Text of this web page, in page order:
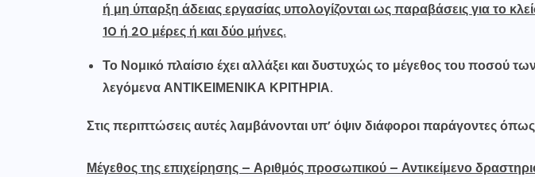
ή μη ύπαρξη άδειας εργασίας υπολογίζονται ως παραβάσεις για το
10 ή 20 μέρες ή και δύο μήνες.
Το Νομικό πλαίσιο έχει αλλάξει και δυστυχώς το μέγεθος του ποσού
λεγόμενα ΑΝΤΙΚΕΙΜΕΝΙΚΑ ΚΡΙΤΗΡΙΑ.
Στις περιπτώσεις αυτές λαμβάνονται υπ’ όψιν διάφοροι παράγοντες
Μέγεθος της επιχείρησης – Αριθμός προσωπικού – Αντικείμενο